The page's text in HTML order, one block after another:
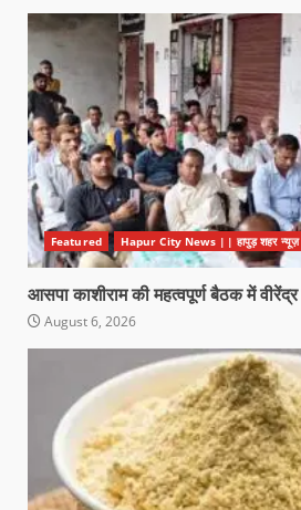
Featured Hapur City News || हापुड़ शहर न्यूज़
आसपा काशीराम की महत्वपूर्ण बैठक में
August 6, 2026